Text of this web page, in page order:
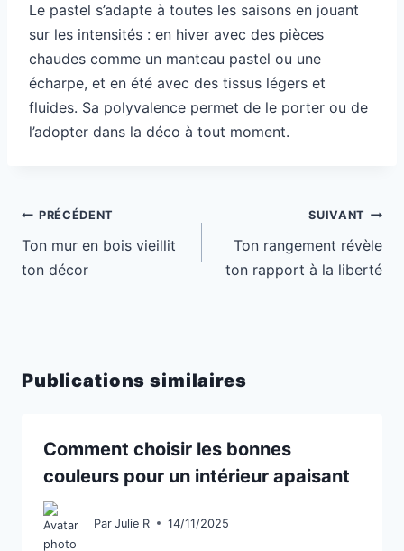
Le pastel s’adapte à toutes les saisons en jouant
sur les intensités : en hiver avec des pièces
chaudes comme un manteau pastel ou une
écharpe, et en été avec des tissus légers et
fluides. Sa polyvalence permet de le porter ou de
l’adopter dans la déco à tout moment.
Navigation
de
l’article
PRÉCÉDENT
Ton mur en bois vieillit
ton décor
SUIVANT
Ton rangement révèle
ton rapport à la liberté
Publications similaires
Comment choisir les bonnes
couleurs pour un intérieur apaisant
Par Julie R 14/11/2025